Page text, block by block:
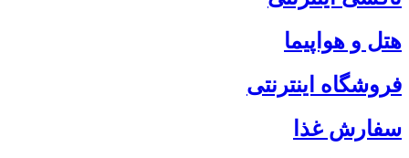
هتل و هواپیما
فروشگاه اینترنتی
سفارش غذا